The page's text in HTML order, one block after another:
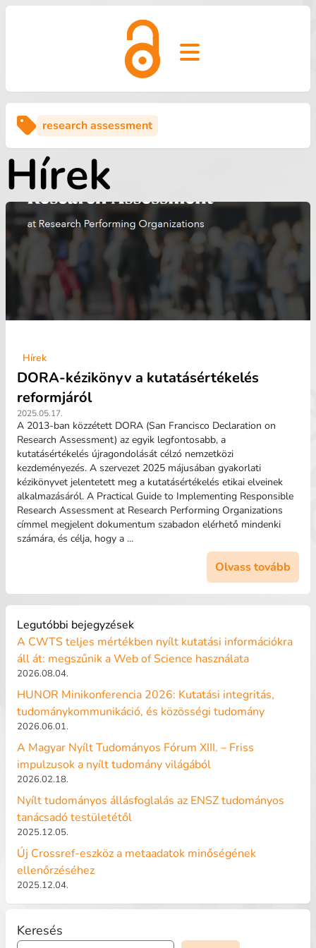
Open main menu
research assessment
Hírek
Hírek
DORA-kézikönyv a kutatásértékelés
reformjáról
2025.05.17.
A 2013-ban közzétett DORA (San Francisco Declaration on
Research Assessment) az egyik legfontosabb, a
kutatásértékelés újragondolását célzó nemzetközi
kezdeményezés. A szervezet 2025 májusában gyakorlati
kézikönyvet jelentetett meg a kutatásértékelés etikai elveinek
alkalmazásáról. A Practical Guide to Implementing Responsible
Research Assessment at Research Performing Organizations
címmel megjelent dokumentum szabadon elérhető mindenki
számára, és célja, hogy a ...
Olvass tovább
Legutóbbi bejegyzések
A CWTS teljes mértékben nyílt kutatási információkra
áll át: megszűnik a Web of Science használata
2026.08.04.
HUNOR Minikonferencia 2026: Kutatási integritás,
tudománykommunikáció, és közösségi tudomány
2026.06.01.
A Magyar Nyílt Tudományos Fórum XIII. – Friss
impulzusok a nyílt tudomány világából
2026.02.18.
Nyílt tudományos állásfoglalás az ENSZ tudományos
tanácsadó testületétől
2025.12.05.
Új Crossref-eszköz a metaadatok minőségének
ellenőrzéséhez
2025.12.04.
Keresés